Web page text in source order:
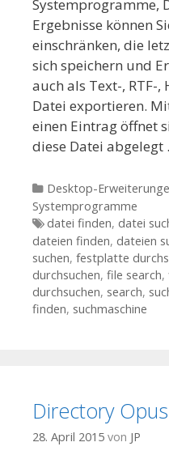
Systemprogramme,
Ergebnisse können
einschränken, die
sich speichern und
auch als Text-, RTF-,
Datei exportieren.
einen Eintrag öffnet
diese Datei abgelegt
Kategorien
Desktop-
Systemprogramme
Tags
datei finden, datei
dateien finden, dateien
suchen, festplatte
durchsuchen, file search,
durchsuchen, search,
finden, suchmaschine
Directory Opus
28. April 2015 von JP